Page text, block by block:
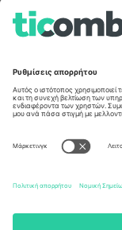
Regus Sofia City
Totleben 53-55, 1606
Mexico
Av Chapultepec 360,
Norte, Cuauhtémoc,
Ciudad de México,
Mexico
Η νομική οντότητα
τομέα. Για